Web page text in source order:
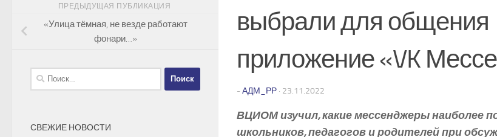
выбрали для общения
приложение «VK
- АДМ_РР · 23.11.2022
ВЦИОМ изучил, какие мессенджеры наиболее
школьников, педагогов и родителей при
ПРЕДЫДУЩАЯ ПУБЛИКАЦИЯ
«Улица тёмная, не везде работают
фонари…»
Найти:
СВЕЖИЕ НОВОСТИ